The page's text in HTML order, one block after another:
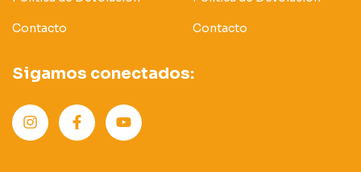
Contacto Contacto
Sigamos conectados: